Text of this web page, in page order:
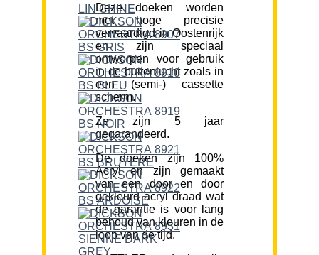
Deze doeken worden
met hoge precisie
vervaardigd in Oostenrijk
en zijn speciaal
ontworpen voor gebruik
in de buitenlucht zoals in
een (semi-) cassette
scherm.
Ze zijn 5 jaar
gegarandeerd.
De doeken zijn 100%
Acryl en zijn gemaakt
van een door en door
gekleurd acryl draad wat
de garantie is voor lang
behoud van kleuren in de
loop van de tijd.